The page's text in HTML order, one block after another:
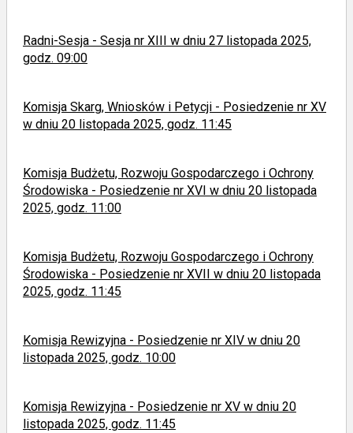
Radni-Sesja - Sesja nr XIII w dniu 27 listopada 2025,
godz. 09:00
Komisja Skarg, Wniosków i Petycji - Posiedzenie nr XV
w dniu 20 listopada 2025, godz. 11:45
Komisja Budżetu, Rozwoju Gospodarczego i Ochrony
Środowiska - Posiedzenie nr XVI w dniu 20 listopada
2025, godz. 11:00
Komisja Budżetu, Rozwoju Gospodarczego i Ochrony
Środowiska - Posiedzenie nr XVII w dniu 20 listopada
2025, godz. 11:45
Komisja Rewizyjna - Posiedzenie nr XIV w dniu 20
listopada 2025, godz. 10:00
Komisja Rewizyjna - Posiedzenie nr XV w dniu 20
listopada 2025, godz. 11:45